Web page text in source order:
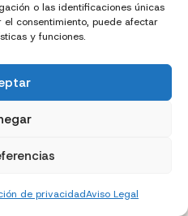
o las identificaciones únicas
consentimiento, puede afectar
y funciones.
de privacidadAviso Legal
Política de cookies (UE)
Legal